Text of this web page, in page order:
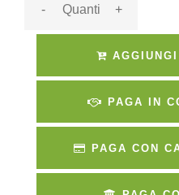
- +
PAGA IN
PAGA CON